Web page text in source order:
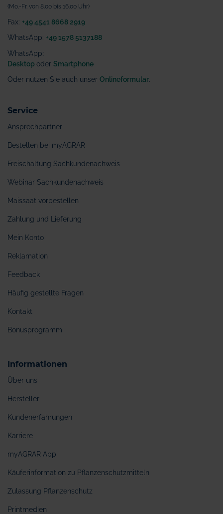
(Mo.-Fr. von 8.00 bis 16.00 Uhr)
Fax: +49 4541 8668 2919
WhatsApp: +49 1578 5137188
WhatsApp:
Desktop oder Smartphone
Oder nutzen Sie auch unser Onlineformular
Service
Ansprechpartner
Bestellen bei myAGRAR
Freischaltung Sachkundenachweis
Webinar Sachkundenachweis
Maissaat vorbestellen
Zahlung und Lieferung
Mein Konto
Reklamation
Feedback
Häufig gestellte Fragen
Kontakt
Bonusprogramm
Informationen
Über uns
Hersteller
Kundenerfahrungen
Karriere
myAGRAR App
Käuferinformation zu Pflanzenschutzmitteln
Zulassung Pflanzenschutz
Printmedien